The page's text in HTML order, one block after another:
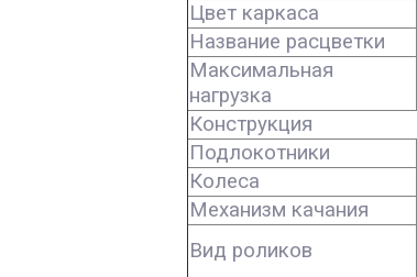
Цвет каркаса
Название расцветки
Максимальная
нагрузка
Конструкция
Подлокотники
Колеса
Механизм качания
Вид роликов